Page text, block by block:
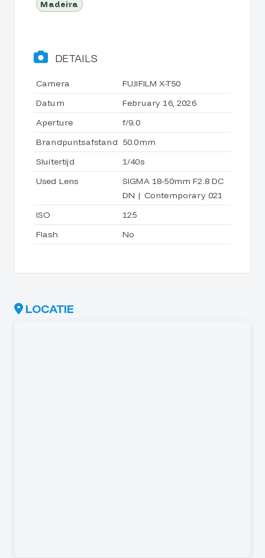
Madeira
DETAILS
Camera
FUJIFILM X-T50
Datum
February 16, 2026
Aperture
f/9.0
Brandpuntsafstand 50.0mm
Sluitertijd
1/40s
Used Lens
SIGMA 18-50mm F2.8 DC
DN | Contemporary 021
ISO
125
Flash
No
LOCATIE